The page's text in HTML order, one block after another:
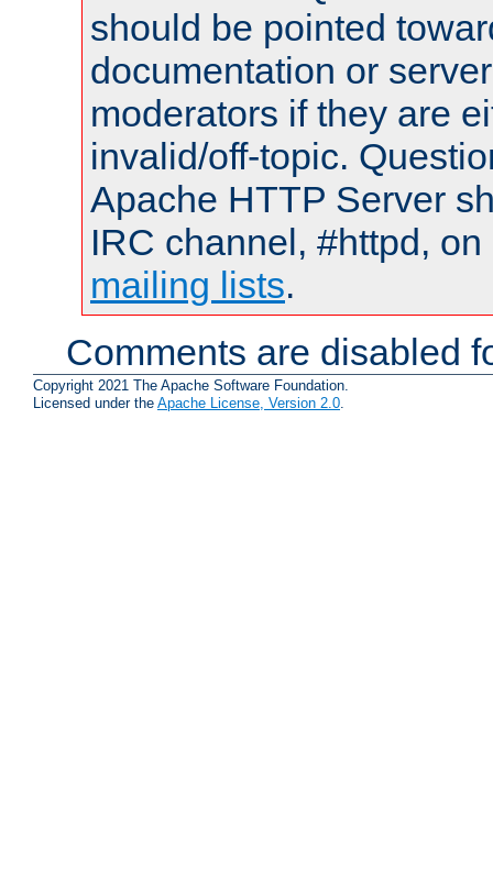
should be pointed
documentation or
moderators if they are
invalid/off-topic.
Apache HTTP Server
IRC channel, #httpd,
mailing lists.
Comments are disabled
Copyright 2021 The Apache Software Foundation.
Licensed under the Apache License, Version 2.0.